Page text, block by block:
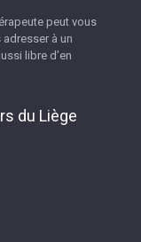
peut vous
à un
libre d’en
du Liège